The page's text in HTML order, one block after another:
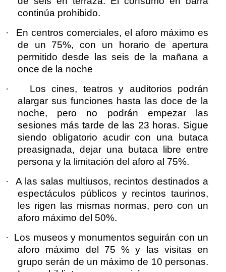
continúa prohibido.
·
En centros comerciales, el aforo máximo es
de un 75%, con un horario de apertura
permitido desde las seis de la mañana a
once de la noche
·
Los cines, teatros y auditorios podrán
alargar sus funciones hasta las doce de la
noche, pero no podrán empezar las
sesiones más tarde de las 23 horas. Sigue
siendo obligatorio acudir con una butaca
preasignada, dejar una butaca libre entre
persona y la limitación del aforo al 75%.
·
A las salas multiusos, recintos destinados a
espectáculos públicos y recintos taurinos,
les rigen las mismas normas, pero con un
aforo máximo del 50%.
·
Los museos y monumentos seguirán con un
aforo máximo del 75 % y las visitas en
grupo serán de un máximo de 10 personas.